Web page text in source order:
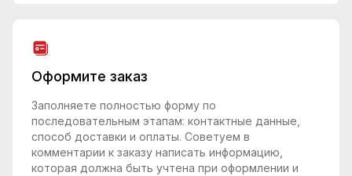
Оформите заказ
Заполняете полностью форму по
последовательным этапам: контактные данные,
способ доставки и оплаты. Советуем в
комментарии к заказу написать информацию,
которая должна быть учтена при оформлении и